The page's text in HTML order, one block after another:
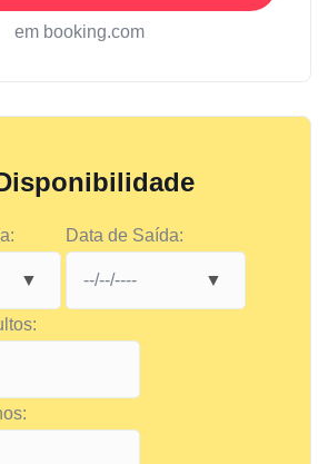
em booking.com
Data de Saída: